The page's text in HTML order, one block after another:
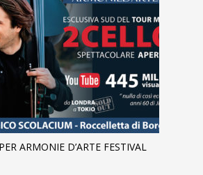
ARMONIE D’ARTE FESTIVAL